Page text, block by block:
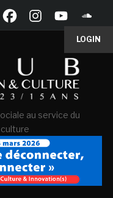
LOGIN
au service du